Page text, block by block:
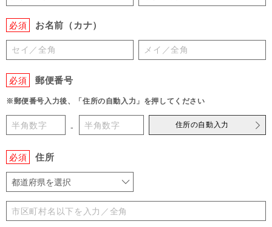
必須 お名前（カナ）
必須 郵便番号
※郵便番号入力後、「住所の自動入力」を押してください
- 住所の自動入力
必須 住所
都道府県を選択